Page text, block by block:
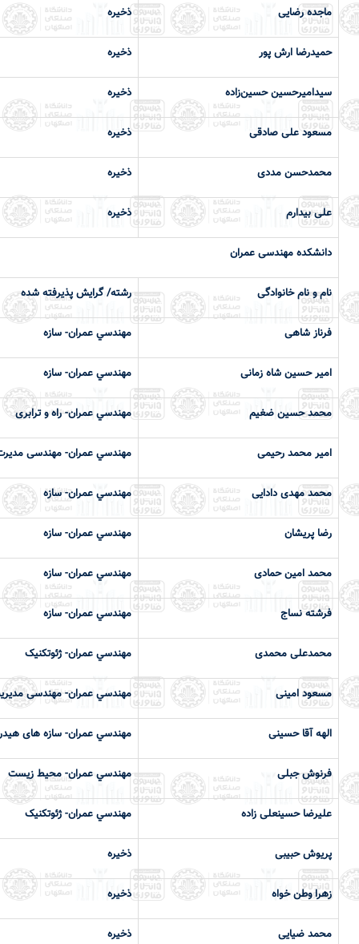
ماجده رضایی ذخیره
حمیدرضا ارش پور ذخیره
سیدامیرحسین حسین‌زاده ذخیره
مسعود علی صادقی ذخيره
محمدحسن مددی ذخيره
علی بیدارم ذخیره
دانشكده مهندسی عمران
نام و نام خانوادگی رشته/ گرایش پذیرفته شده
فرناز شاهی مهندسي عمران- سازه
امیر حسین شاه زمانی مهندسي عمران- سازه
محمد حسین ضغیم مهندسي عمران- راه و ترابری
امیر محمد رحیمی مهندسي عمران- مهندسی
محمد مهدی دادایی مهندسي عمران- سازه
رضا پریشان مهندسي عمران- سازه
محمد امین حمادی مهندسي عمران- سازه
فرشته نساج مهندسي عمران- سازه
محمدعلی محمدی مهندسي عمران- ژئوتکنیک
مسعود امینی مهندسي عمران- مهندسی
الهه آقا حسینی مهندسي عمران- سازه های
فرنوش جبلی مهندسي عمران- محیط زیست
علیرضا حسینعلی زاده مهندسي عمران- ژئوتکنیک
پریوش حبیبی ذخیره
زهرا وطن خواه ذخیره
محمد ضیایی ذخیره